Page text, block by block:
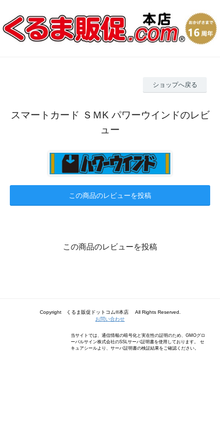
ショップへ戻る
スマートカード ＳＭK パワーウインドのレビ
ュー
この商品のレビューを投稿
この商品のレビューを投稿
Copyright くるま販促ドットコム®本店 All Rights Reserved.
お問い合わせ
当サイトでは、通信情報の暗号化と実在性の証明のため、GMOグロ
ーバルサイン株式会社のSSLサーバ証明書を使用しております。 セ
キュアシールより、サーバ証明書の検証結果をご確認ください。